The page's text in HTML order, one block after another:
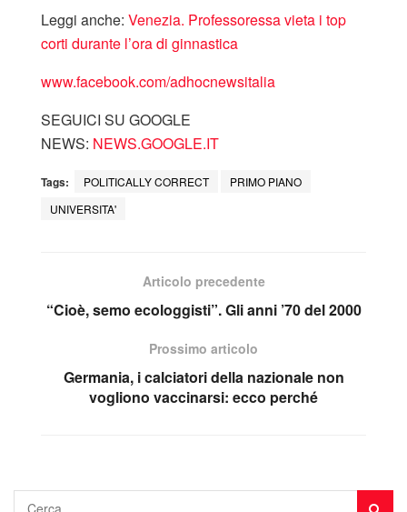
Leggi anche: Venezia. Professoressa vieta i top
corti durante l’ora di ginnastica
www.facebook.com/adhocnewsitalia
SEGUICI SU GOOGLE
NEWS: NEWS.GOOGLE.IT
Tags: POLITICALLY CORRECT
PRIMO PIANO
UNIVERSITA'
Articolo precedente
“Cioè, semo ecologgisti”. Gli anni ’70 del 2000
Prossimo articolo
Germania, i calciatori della nazionale non
vogliono vaccinarsi: ecco perché